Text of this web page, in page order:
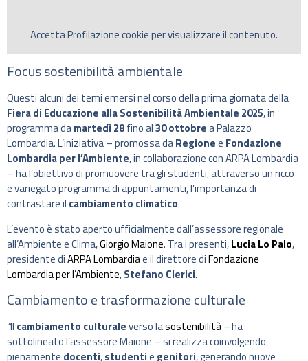
AccettaProfilazionecookie per visualizzare il contenuto.
Focus sostenibilità ambientale
Questi alcuni dei temi emersi nel corso della prima giornata della
Fiera di Educazione alla Sostenibilità Ambientale 2025, in
programma damartedì 28fino al30 ottobrea Palazzo
Lombardia. L’iniziativa – promossa daRegionee Fondazione
Lombardia per l’Ambiente, in collaborazione con ARPA Lombardia
– ha l’obiettivo di promuovere tra gli studenti, attraverso un ricco
e variegato programma di appuntamenti, l’importanza di
contrastare il cambiamento climatico.
L’evento è stato aperto ufficialmente dall’assessore regionale
all’Ambiente e Clima,Giorgio Maione. Tra i presenti,Lucia Lo Palo,
presidente diARPA Lombardiae il direttore diFondazione
Lombardia per l’Ambiente,Stefano Clerici.
Cambiamento e trasformazione culturale
“Il cambiamento culturaleverso lasostenibilità–ha
sottolineato l’assessore Maione – si realizza coinvolgendo
pienamente docenti,studentie genitori, generando nuove